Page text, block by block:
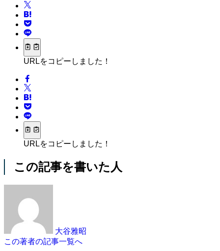
URLをコピーしました！
URLをコピーしました！
この記事を書いた人
大谷雅昭
この著者の記事一覧へ